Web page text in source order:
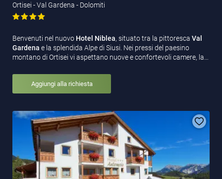
Ortisei - Val Gardena - Dolomiti
Benvenuti nel nuovo Hotel Niblea, situato tra la pittoresca Val
Gardena e la splendida Alpe di Siusi. Nei pressi del paesino
montano di Ortisei vi aspettano nuove e confortevoli camere, la…
Aggiungi alla richiesta